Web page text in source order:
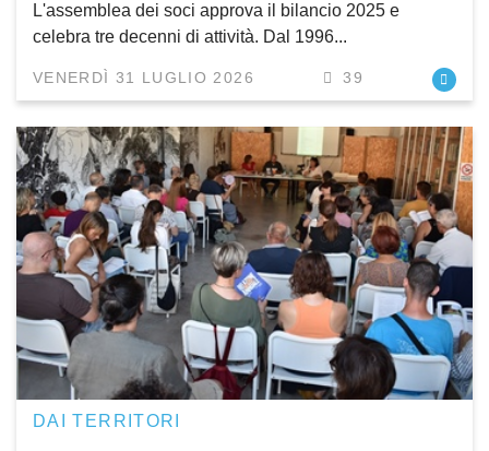
L'assemblea dei soci approva il bilancio 2025 e
celebra tre decenni di attività. Dal 1996...
VENERDÌ 31 LUGLIO 2026 39
DAI TERRITORI